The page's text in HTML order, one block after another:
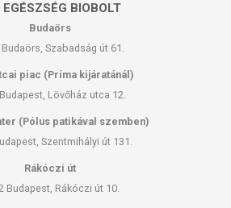
EGÉSZSÉG BIOBOLT
Budaörs
Szabadság út 61.
piac (Príma kijáratánál)
Lövőház utca 12.
(Pólus patikával szemben)
Szentmihályi út 131.
Rákóczi út
Budapest, Rákóczi út 10.